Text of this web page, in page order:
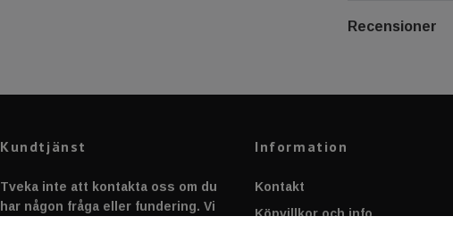
Recensioner
Kundtjänst
Tveka inte att kontakta oss om du
har någon fråga eller fundering. Vi
Information
Kontakt
Köpvillkor och info